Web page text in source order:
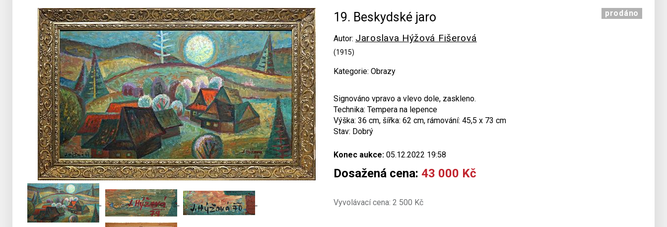
19. Beskydské jaro
Autor: Jaroslava Hýžová Fišerová
(1915)
Kategorie: Obrazy
prodáno
Signováno vpravo a vlevo dole, zaskleno.
Technika: Tempera na lepence
Výška: 36 cm, šířka: 62 cm, rámování: 45,5 x 73 cm
Stav: Dobrý
Konec aukce: 05.12.2022 19:58
Dosažená cena: 43 000 Kč
Vyvolávací cena: 2 500 Kč